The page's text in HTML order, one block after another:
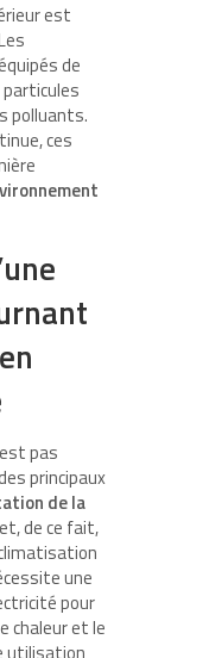
est
de
polluants.
ces
pas
principaux
de la
et, de ce fait,
une
pour
chaleur et le